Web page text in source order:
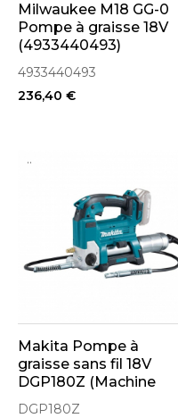
Milwaukee M18 GG-0
Pompe à graisse 18V
(4933440493)
4933440493
236,40 €
..
Makita Pompe à
graisse sans fil 18V
DGP180Z (Machine
seule)
DGP180Z